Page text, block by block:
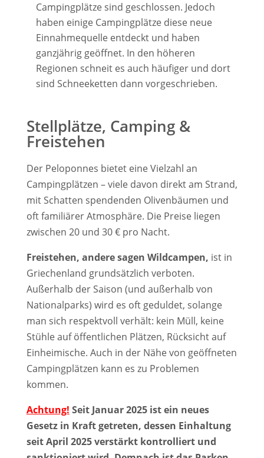
Campingplätze sind geschlossen. Jedoch
haben einige Campingplätze diese neue
Einnahmequelle entdeckt und haben
ganzjährig geöffnet. In den höheren
Regionen schneit es auch häufiger und dort
sind Schneeketten dann vorgeschrieben.
Stellplätze, Camping &
Freistehen
Der Peloponnes bietet eine Vielzahl an
Campingplätzen – viele davon direkt am Strand,
mit Schatten spendenden Olivenbäumen und
oft familiärer Atmosphäre. Die Preise liegen
zwischen 20 und 30 € pro Nacht.
Freistehen, andere sagen Wildcampen, ist in
Griechenland grundsätzlich verboten.
Außerhalb der Saison (und außerhalb von
Nationalparks) wird es oft geduldet, solange
man sich respektvoll verhält: kein Müll, keine
Stühle auf öffentlichen Plätzen, Rücksicht auf
Einheimische. Auch in der Nähe von geöffneten
Campingplätzen kann es zu Problemen
kommen.
Achtung! Seit Januar 2025 ist ein neues
Gesetz in Kraft getreten, dessen Einhaltung
seit April 2025 verstärkt kontrolliert und